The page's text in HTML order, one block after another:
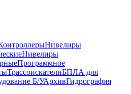
Нивелиры
Нивелиры
Программное
ТрассоискателиБПЛА для
Б/УАрхивГидрография